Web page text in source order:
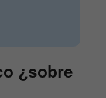
¿sobre